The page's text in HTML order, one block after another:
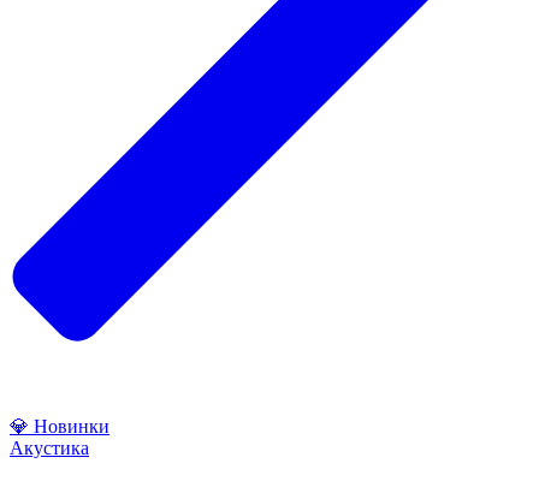
💎 Новинки
Акустика